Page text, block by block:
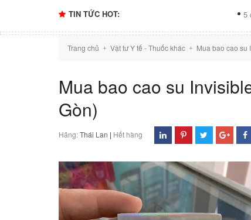
TIN TỨC HOT: 5 dấu ấn của
Trang chủ + Vật tư Y tế - Thuốc khác + Mua bao cao su
Mua bao cao su
Gòn)
Hãng:Thái Lan | Hết hàng